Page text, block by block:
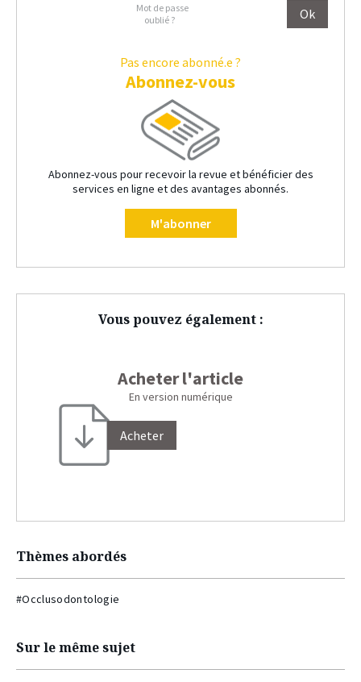
Mot de passe
oublié ?
Pas encore abonné.e ?
Abonnez-vous
Abonnez-vous pour recevoir la revue et bénéficier des
services en ligne et des avantages abonnés.
M'abonner
Vous pouvez également :
Acheter l'article
En version numérique
Acheter
Thèmes abordés
#Occlusodontologie
Sur le même sujet